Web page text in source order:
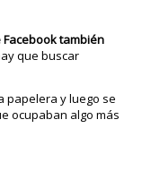
también
que buscar
papelera y luego se
ocupaban algo más